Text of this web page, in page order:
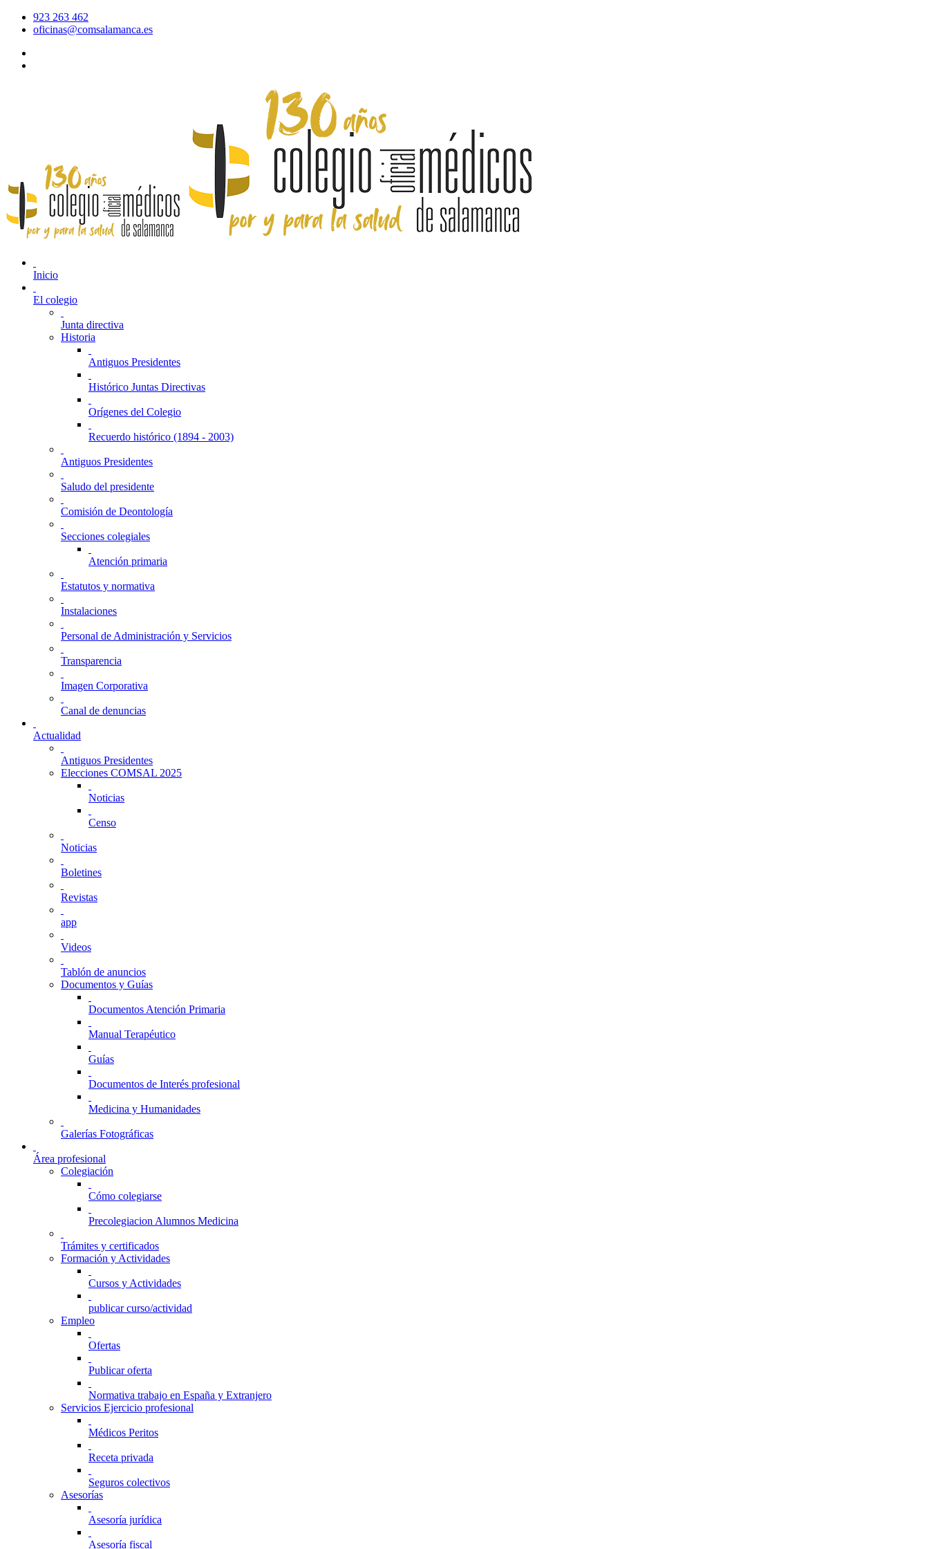
923 263 462
oficinas@comsalamanca.es
Inicio
El colegio
Junta directiva
Historia
Antiguos Presidentes
Histórico Juntas Directivas
Orígenes del Colegio
Recuerdo histórico (1894 - 2003)
Antiguos Presidentes
Saludo del presidente
Comisión de Deontología
Secciones colegiales
Atención primaria
Estatutos y normativa
Instalaciones
Personal de Administración y Servicios
Transparencia
Imagen Corporativa
Canal de denuncias
Actualidad
Antiguos Presidentes
Elecciones COMSAL 2025
Noticias
Censo
Noticias
Boletines
Revistas
app
Videos
Tablón de anuncios
Documentos y Guías
Documentos Atención Primaria
Manual Terapéutico
Guías
Documentos de Interés profesional
Medicina y Humanidades
Galerías Fotográficas
Área profesional
Colegiación
Cómo colegiarse
Precolegiacion Alumnos Medicina
Trámites y certificados
Formación y Actividades
Cursos y Actividades
publicar curso/actividad
Empleo
Ofertas
Publicar oferta
Normativa trabajo en España y Extranjero
Servicios Ejercicio profesional
Médicos Peritos
Receta privada
Seguros colectivos
Asesorías
Asesoría jurídica
Asesoría fiscal